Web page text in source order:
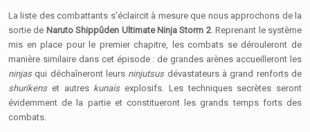
La liste des combattants s’éclaircit à mesure que nous approchons de la
sortie de Naruto Shippûden Ultimate Ninja Storm 2. Reprenant le système
mis en place pour le premier chapitre, les combats se dérouleront de
manière similaire dans cet épisode : de grandes arènes accueilleront les
ninjasqui déchaîneront leurs ninjutsusdévastateurs à grand renforts de
shurikenset autres kunaisexplosifs. Les techniques secrètes seront
évidemment de la partie et constitueront les grands temps forts des
combats.